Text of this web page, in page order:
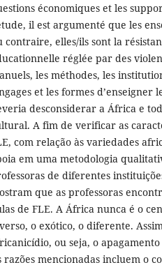
économiques et les
il est argumenté que les
contraire, elles/ils sont la
réglée par des
les méthodes, les
et les formes d’enseigner
desconsiderar a África e
A fim de verificar as
com relação às variedades
em uma metodologia
de diferentes
que as professoras
de FLE. A África nunca é o
o exótico, o diferente.
ou seja, o
razões mencionadas incluem o